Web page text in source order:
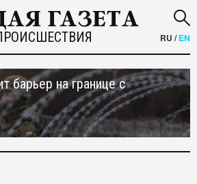
RU /EN
барьер на границе с